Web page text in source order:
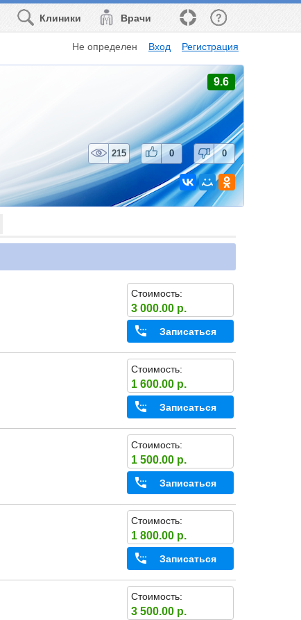
Врачи
Клиники
Не определен Вход Регистрация
9.6
215 0 0
Стоимость:
3 000.00 р.
Записаться
Стоимость:
1 600.00 р.
Записаться
Стоимость:
1 500.00 р.
Записаться
Стоимость:
1 800.00 р.
Записаться
Стоимость:
3 500.00 р.